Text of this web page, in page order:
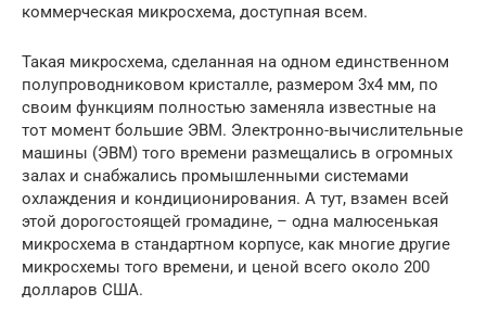
коммерческая микросхема, доступная всем.
Такая микросхема, сделанная на одном единственном
полупроводниковом кристалле, размером 3х4 мм, по
своим функциям полностью заменяла известные на
тот момент большие ЭВМ. Электронно-вычислительные
машины (ЭВМ) того времени размещались в огромных
залах и снабжались промышленными системами
охлаждения и кондиционирования. А тут, взамен всей
этой дорогостоящей громадине, – одна малюсенькая
микросхема в стандартном корпусе, как многие другие
микросхемы того времени, и ценой всего около 200
долларов США.